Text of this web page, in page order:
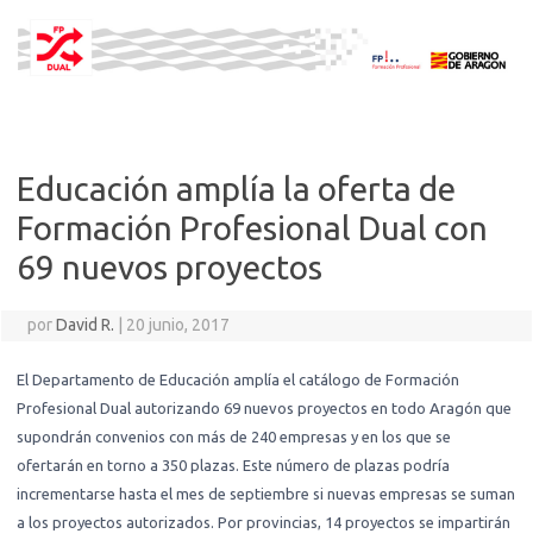
contenido
Educación amplía la oferta de
Formación Profesional Dual con
69 nuevos proyectos
porDavid R. 20 junio, 2017
El Departamento de Educación amplía el catálogo de Formación
Profesional Dual autorizando 69 nuevos proyectos en todo Aragón que
supondrán convenios con más de 240 empresas y en los que se
ofertarán en torno a 350 plazas. Este número de plazas podría
incrementarse hasta el mes de septiembre si nuevas empresas se suman
a los proyectos autorizados. Por provincias, 14 proyectos se impartirán